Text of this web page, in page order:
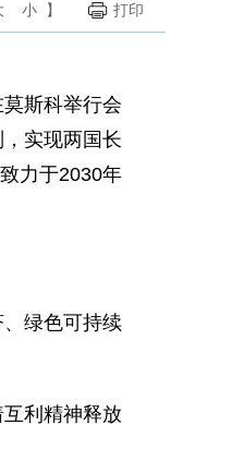
小 】 打印
斯科举行会
实现两国长
力于2030年
绿色可持续
利精神释放